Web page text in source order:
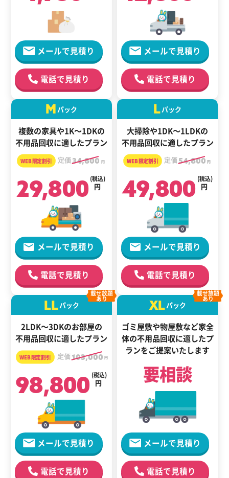
メールで見積り
電話で見積り
メールで見積り
電話で見積り
M パック
複数の家具や1K～1DKの
不用品回収に適したプラン
定価34,800 円
29,800 円
(税込)
メールで見積り
電話で見積り
Lパック
大掃除や1DK～1LDKの
不用品回収に適したプラン
定価54,800 円
49,800 円
(税込)
メールで見積り
電話で見積り
LLパック
2LDK～3DKのお部屋の
不用品回収に適したプラン
載せ放題
あり
定価103,000 円
98,800 円
(税込)
メールで見積り
電話で見積り
XLパック
ゴミ屋敷や物屋敷など家全
体の不用品回収に適したプ
ランをご提案いたします
載せ放題
あり
要相談
メールで見積り
電話で見積り